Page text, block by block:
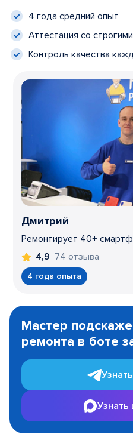
4 года средний опыт
Аттестация со
Контроль качества
Дмитрий
Ремонтирует 40+
4,9 74 отзыва
4 года опыта
1
Мастер
ремонта в боте
Узнать